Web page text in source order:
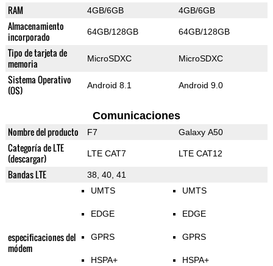
RAM 4GB/6GB 4GB/6GB
Almacenamiento
incorporado
64GB/128GB 64GB/128GB
Tipo de tarjeta de
memoria
MicroSDXC MicroSDXC
Sistema Operativo
(OS)
Android 8.1 Android 9.0
Comunicaciones
Nombre del producto F7 Galaxy A50
Categoría de LTE
(descargar)
LTE CAT7 LTE CAT12
Bandas LTE 38, 40, 41
especificaciones del
módem
UMTS
EDGE
GPRS
HSPA+
UMTS
EDGE
GPRS
HSPA+